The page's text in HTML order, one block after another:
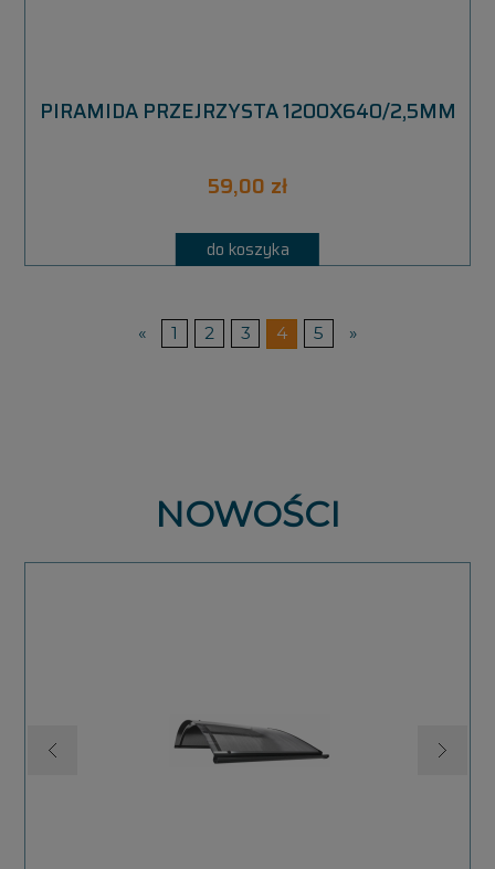
PIRAMIDA PRZEJRZYSTA 1200X640/2,5MM
59,00 zł
do koszyka
« 1 2 3 4 5 »
NOWOŚCI